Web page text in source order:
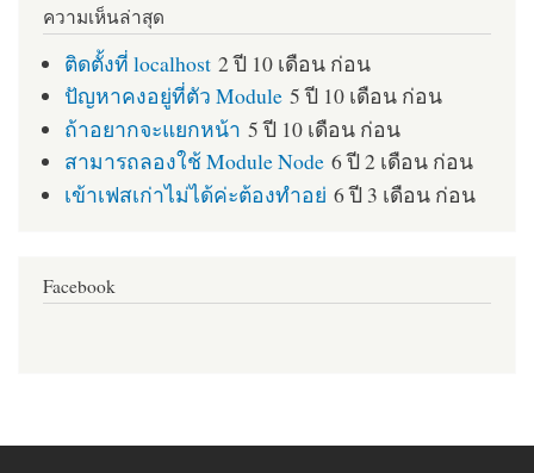
ความเห็นล่าสุด
ติดตั้งที่ localhost 2 ปี 10 เดือน ก่อน
ปัญหาคงอยู่ที่ตัว Module 5 ปี 10 เดือน ก่อน
ถ้าอยากจะแยกหน้า 5 ปี 10 เดือน ก่อน
สามารถลองใช้ Module Node 6 ปี 2 เดือน ก่อน
เข้าเฟสเก่าไม่ได้ค่ะต้องทำอย่ 6 ปี 3 เดือน ก่อน
Facebook